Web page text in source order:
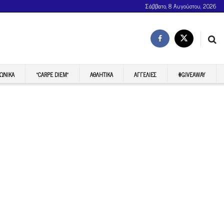
Σάββατο, 8 Αυγούστου, 2026
“CARPE DIEM” ΑΘΛΗΤΙΚΆ ΑΓΓΕΛΊΕΣ #GIVEAWAY